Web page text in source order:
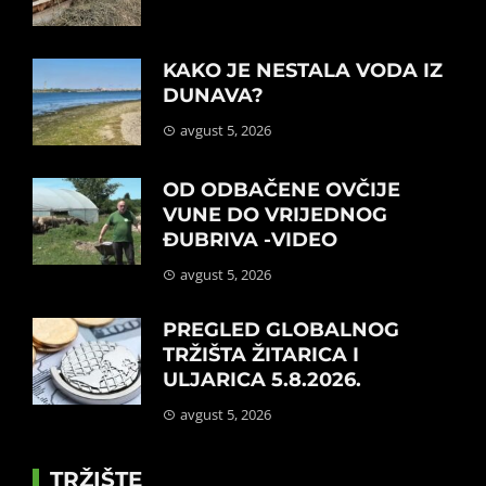
KAKO JE NESTALA VODA IZ
DUNAVA?
avgust 5, 2026
OD ODBAČENE OVČIJE
VUNE DO VRIJEDNOG
ĐUBRIVA -VIDEO
avgust 5, 2026
PREGLED GLOBALNOG
TRŽIŠTA ŽITARICA I
ULJARICA 5.8.2026.
avgust 5, 2026
TRŽIŠTE